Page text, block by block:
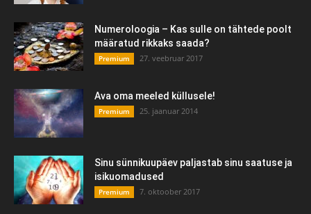
Numeroloogia – Kas sulle on tähtede poolt
määratud rikkaks saada?
Premium 27. veebruar 2017
Ava oma meeled küllusele!
Premium 25. jaanuar 2014
Sinu sünnikuupäev paljastab sinu saatuse ja
isikuomadused
Premium 7. oktoober 2017